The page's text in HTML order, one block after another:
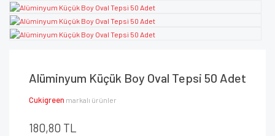
Alüminyum Küçük Boy Oval Tepsi 50 Adet
Cukigreen markalı ürünler
180,80 TL